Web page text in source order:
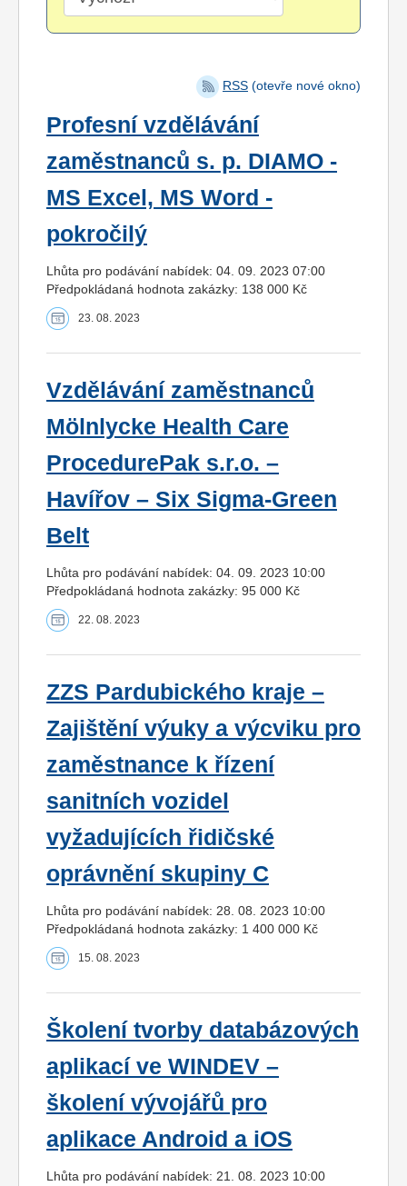
RSS (otevře nové okno)
Profesní vzdělávání
zaměstnanců s. p. DIAMO -
MS Excel, MS Word -
pokročilý
Lhůta pro podávání nabídek: 04. 09. 2023 07:00
Předpokládaná hodnota zakázky: 138 000 Kč
23. 08. 2023
Vzdělávání zaměstnanců
Mölnlycke Health Care
ProcedurePak s.r.o. –
Havířov – Six Sigma-Green
Belt
Lhůta pro podávání nabídek: 04. 09. 2023 10:00
Předpokládaná hodnota zakázky: 95 000 Kč
22. 08. 2023
ZZS Pardubického kraje –
Zajištění výuky a výcviku pro
zaměstnance k řízení
sanitních vozidel
vyžadujících řidičské
oprávnění skupiny C
Lhůta pro podávání nabídek: 28. 08. 2023 10:00
Předpokládaná hodnota zakázky: 1 400 000 Kč
15. 08. 2023
Školení tvorby databázových
aplikací ve WINDEV –
školení vývojářů pro
aplikace Android a iOS
Lhůta pro podávání nabídek: 21. 08. 2023 10:00